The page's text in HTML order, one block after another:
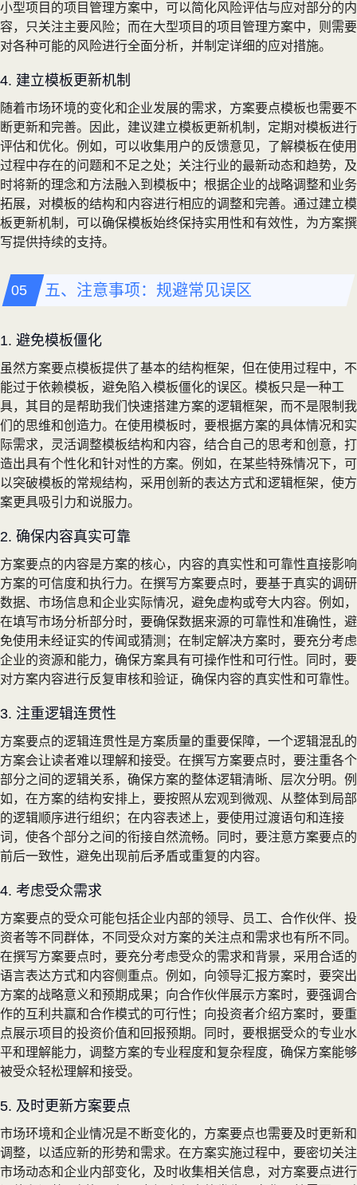
小型项目的项目管理方案中，可以简化风险评估与应对部分的内
容，只关注主要风险；而在大型项目的项目管理方案中，则需要
对各种可能的风险进行全面分析，并制定详细的应对措施。
4. 建立模板更新机制
随着市场环境的变化和企业发展的需求，方案要点模板也需要不
断更新和完善。因此，建议建立模板更新机制，定期对模板进行
评估和优化。例如，可以收集用户的反馈意见，了解模板在使用
过程中存在的问题和不足之处；关注行业的最新动态和趋势，及
时将新的理念和方法融入到模板中；根据企业的战略调整和业务
拓展，对模板的结构和内容进行相应的调整和完善。通过建立模
板更新机制，可以确保模板始终保持实用性和有效性，为方案撰
写提供持续的支持。
五、注意事项：规避常见误区
1. 避免模板僵化
虽然方案要点模板提供了基本的结构框架，但在使用过程中，不
能过于依赖模板，避免陷入模板僵化的误区。模板只是一种工
具，其目的是帮助我们快速搭建方案的逻辑框架，而不是限制我
们的思维和创造力。在使用模板时，要根据方案的具体情况和实
际需求，灵活调整模板结构和内容，结合自己的思考和创意，打
造出具有个性化和针对性的方案。例如，在某些特殊情况下，可
以突破模板的常规结构，采用创新的表达方式和逻辑框架，使方
案更具吸引力和说服力。
2. 确保内容真实可靠
方案要点的内容是方案的核心，内容的真实性和可靠性直接影响
方案的可信度和执行力。在撰写方案要点时，要基于真实的调研
数据、市场信息和企业实际情况，避免虚构或夸大内容。例如，
在填写市场分析部分时，要确保数据来源的可靠性和准确性，避
免使用未经证实的传闻或猜测；在制定解决方案时，要充分考虑
企业的资源和能力，确保方案具有可操作性和可行性。同时，要
对方案内容进行反复审核和验证，确保内容的真实性和可靠性。
3. 注重逻辑连贯性
方案要点的逻辑连贯性是方案质量的重要保障，一个逻辑混乱的
方案会让读者难以理解和接受。在撰写方案要点时，要注重各个
部分之间的逻辑关系，确保方案的整体逻辑清晰、层次分明。例
如，在方案的结构安排上，要按照从宏观到微观、从整体到局部
的逻辑顺序进行组织；在内容表述上，要使用过渡语句和连接
词，使各个部分之间的衔接自然流畅。同时，要注意方案要点的
前后一致性，避免出现前后矛盾或重复的内容。
4. 考虑受众需求
方案要点的受众可能包括企业内部的领导、员工、合作伙伴、投
资者等不同群体，不同受众对方案的关注点和需求也有所不同。
在撰写方案要点时，要充分考虑受众的需求和背景，采用合适的
语言表达方式和内容侧重点。例如，向领导汇报方案时，要突出
方案的战略意义和预期成果；向合作伙伴展示方案时，要强调合
作的互利共赢和合作模式的可行性；向投资者介绍方案时，要重
点展示项目的投资价值和回报预期。同时，要根据受众的专业水
平和理解能力，调整方案的专业程度和复杂程度，确保方案能够
被受众轻松理解和接受。
5. 及时更新方案要点
市场环境和企业情况是不断变化的，方案要点也需要及时更新和
调整，以适应新的形势和需求。在方案实施过程中，要密切关注
市场动态和企业内部变化，及时收集相关信息，对方案要点进行